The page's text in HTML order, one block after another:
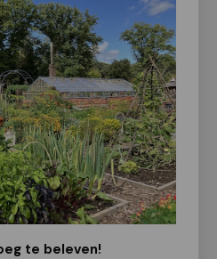
te beleven!